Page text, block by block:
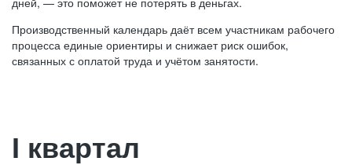
Производственный календарь даёт всем участникам рабочего
процесса единые ориентиры и снижает риск ошибок,
связанных с оплатой труда и учётом занятости.
I квартал